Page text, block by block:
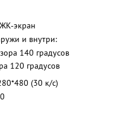
экран
и внутри:
140 градусов
120 градусов
(30 к/с)